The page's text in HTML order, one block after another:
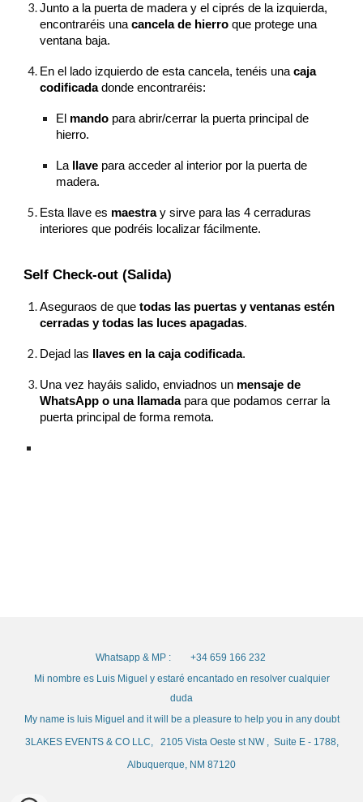
Junto a la puerta de madera y el ciprés de la izquierda,
encontraréis unacancela de hierro que protege una
ventana baja.
En el lado izquierdo de esta cancela, tenéis unacaja
codificadadonde encontraréis:
El mando para abrir/cerrar la puerta principal de
hierro.
La llave para acceder al interior por la puerta de
madera.
Esta llave es maestray sirve para las 4 cerraduras
interiores que podréis localizar fácilmente.
Self Check-out (Salida)
Aseguraos de quetodas las puertas y ventanas estén
cerradas y todas las luces apagadas.
Dejad las llaves en la caja codificada.
Una vez hayáis salido, enviadnos un mensaje de
WhatsApp o una llamadapara que podamos cerrar la
puerta principal de forma remota.
Whatsapp & MP : +34 659 166 232
Mi nombre es Luis Miguel y estaré encantado en resolver cualquier
duda
My name is luis Miguel and it will be a pleasure to help you in any doubt
3LAKES EVENTS & CO LLC, 2105 Vista Oeste st NW , Suite E - 1788,
Albuquerque, NM 87120